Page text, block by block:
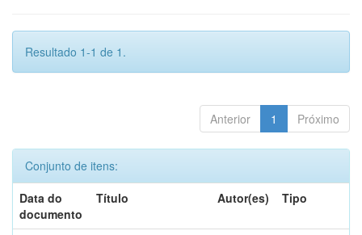
Resultado 1-1 de 1.
Anterior 1 Próximo
Conjunto de itens:
Data do
documento
Título Autor(es) Tipo